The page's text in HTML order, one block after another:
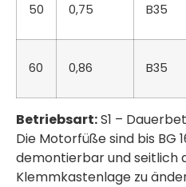
50 0,75 B35
60 0,86 B35
Betriebsart:S1 –
Die Motorfüße sind bis BG
demontierbar und seitlich
Klemmkastenlage zu